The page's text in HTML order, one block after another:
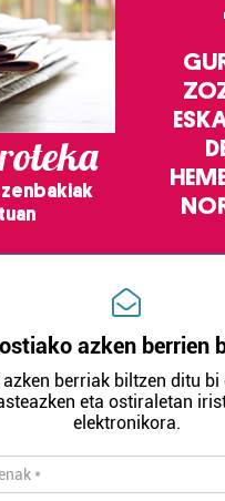
azken berrien
berriak biltzen ditu bi
eta ostiraletan
elektronikora.